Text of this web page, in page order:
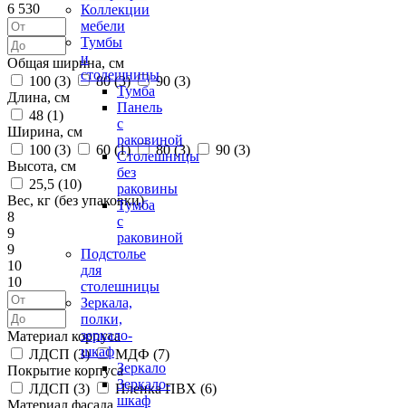
Коллекции
мебели
Тумбы
и
столешницы
Тумба
Панель
с
раковиной
Столешницы
без
раковины
Тумба
с
раковиной
Подстолье
для
столешницы
Зеркала,
полки,
зеркало-
шкаф
Зеркало
Зеркало-
шкаф
6 530
Общая ширина, см
100 (3) 80 (3) 90 (3)
Длина, см
48 (1)
Ширина, см
100 (3) 60 (1) 80 (3) 90 (3)
Высота, см
25,5 (10)
Вес, кг (без упаковки)
8
9
9
10
10
Материал корпуса
ЛДСП (3) МДФ (7)
Покрытие корпуса
ЛДСП (3) Пленка ПВХ (6)
Материал фасада